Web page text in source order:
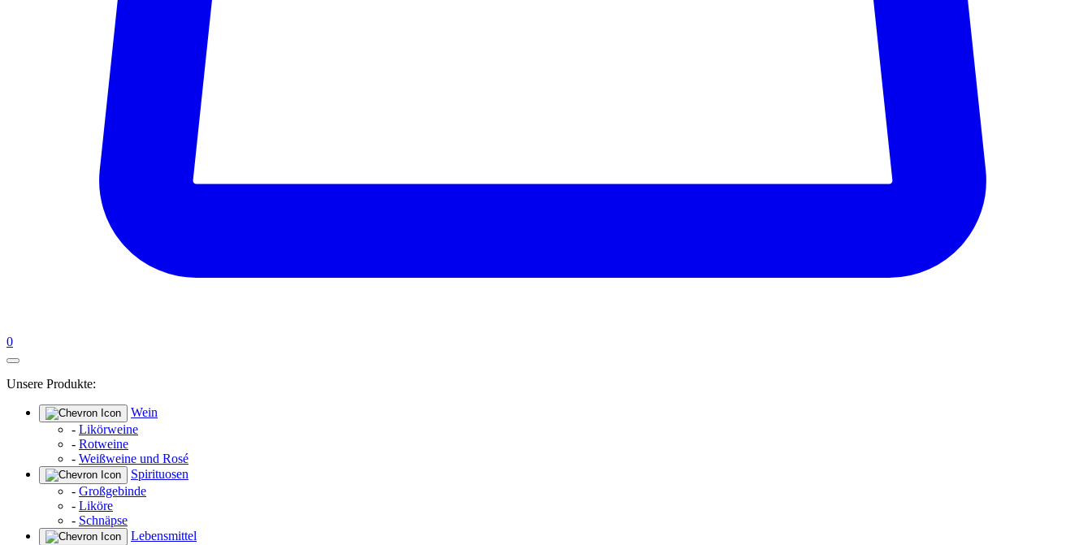
0
Unsere Produkte:
Wein
- Likörweine
- Rotweine
- Weißweine und Rosé
Spirituosen
- Großgebinde
- Liköre
- Schnäpse
Lebensmittel